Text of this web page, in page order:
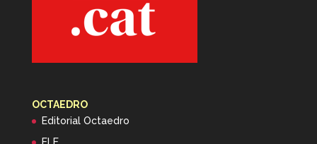
OCTAEDRO
Editorial Octaedro